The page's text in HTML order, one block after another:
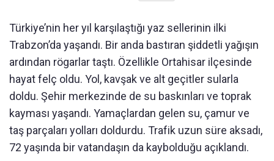
Türkiye’nin her yıl karşılaştığı yaz sellerinin ilki
Trabzon’da yaşandı. Bir anda bastıran şiddetli yağışın
ardından rögarlar taştı. Özellikle Ortahisar ilçesinde
hayat felç oldu. Yol, kavşak ve alt geçitler sularla
doldu. Şehir merkezinde de su baskınları ve toprak
kayması yaşandı. Yamaçlardan gelen su, çamur ve
taş parçaları yolları doldurdu. Trafik uzun süre aksadı,
72 yaşında bir vatandaşın da kaybolduğu açıklandı.